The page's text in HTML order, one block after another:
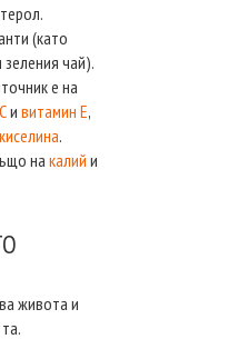
(като
чай).
е на
и витамин Е,
.
на калий и
живота и